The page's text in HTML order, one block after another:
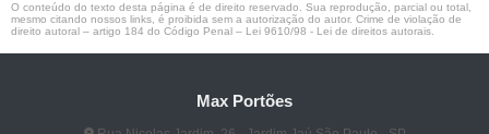
O conteúdo do texto desta página é de direito reservado. Sua reprodução, parcial ou total,
mesmo citando nossos links, é proibida sem a autorização do autor. Crime de violação de
direito autoral – artigo 184 do Código Penal – Lei 9610/98 - Lei de direitos autorais
Max Portões